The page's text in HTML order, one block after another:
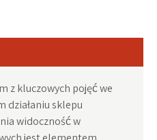
z kluczowych pojęć we
działaniu sklepu
widoczność w